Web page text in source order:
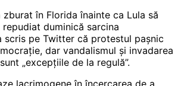
zburat în Florida înainte ca Lula să
duminică sarcina
scris pe Twitter că protestul pașnic
dar vandalismul și invadarea
„excepțiile de la regulă”.
lacrimogene în încercarea de a